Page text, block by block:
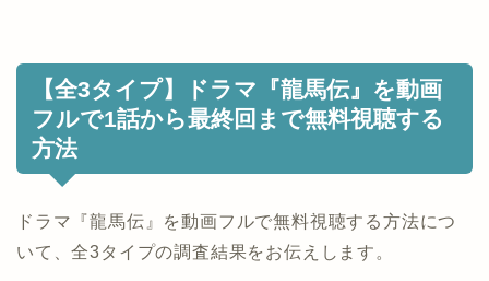
【全3タイプ】ドラマ『龍馬伝』を動画
フルで1話から最終回まで無料視聴する
方法
ドラマ『龍馬伝』を動画フルで無料視聴する方法につ
いて、全3タイプの調査結果をお伝えします。